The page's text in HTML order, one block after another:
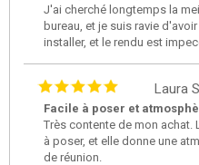
J'ai cherché longtemps la
bureau, et je suis ravie
installer, et le rendu est
Laura
Facile à poser et
Très contente de mon achat.
à poser, et elle donne une
de réunion.